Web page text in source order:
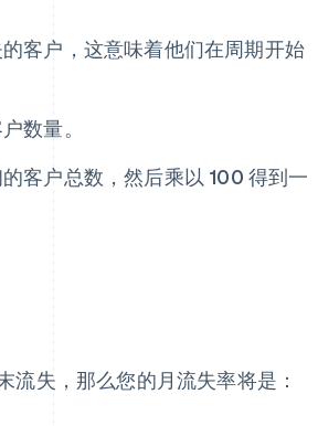
客户，这意味着他们在周期开始
数量。
客户总数，然后乘以 100 得到一
失，那么您的月流失率将是：